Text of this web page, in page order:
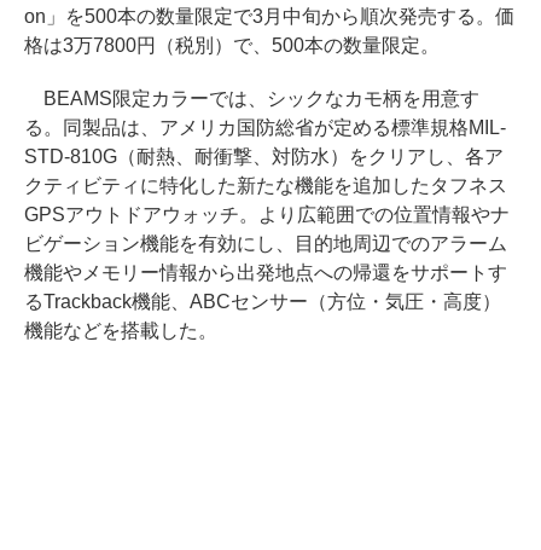
on」を500本の数量限定で3月中旬から順次発売する。価
格は3万7800円（税別）で、500本の数量限定。
BEAMS限定カラーでは、シックなカモ柄を用意す
る。同製品は、アメリカ国防総省が定める標準規格MIL-
STD-810G（耐熱、耐衝撃、対防水）をクリアし、各ア
クティビティに特化した新たな機能を追加したタフネス
GPSアウトドアウォッチ。より広範囲での位置情報やナ
ビゲーション機能を有効にし、目的地周辺でのアラーム
機能やメモリー情報から出発地点への帰還をサポートす
るTrackback機能、ABCセンサー（方位・気圧・高度）
機能などを搭載した。